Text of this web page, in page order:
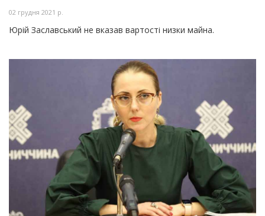
02 грудня 2021 р.
Юрій Заславський не вказав вартості низки майна.